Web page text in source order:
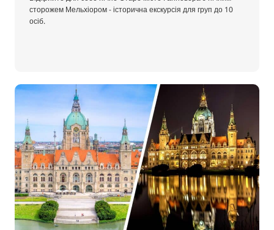
сторожем Мельхіором - історична екскурсія для груп до 10
осіб.